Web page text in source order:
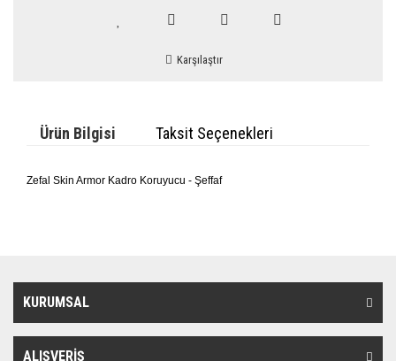
Karşılaştır
Ürün Bilgisi Taksit Seçenekleri
Zefal Skin Armor Kadro Koruyucu - Şeffaf
KURUMSAL
ALIŞVERİŞ